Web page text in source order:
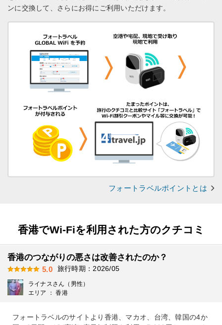
ンに交換して、さらにお得にご利用いただけます。
フォートラベルポイントとは
香港でWi-Fiを利用された方のクチコミ
香港のつながりの悪さは改善されたのか？
5.0 旅行時期：2026/05
ライナスさん（男性）
エリア ： 香港
フォートラベルのサイトより香港、マカオ、台湾、韓国の4か